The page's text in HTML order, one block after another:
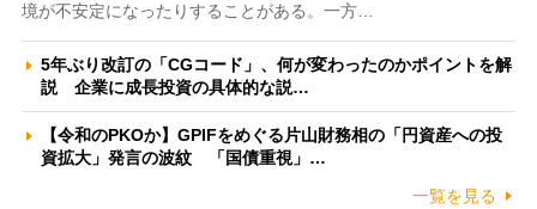
境が不安定になったりすることがある。一方…
5年ぶり改訂の「CGコード」、何が変わったのかポイントを解
説 企業に成長投資の具体的な説…
【令和のPKOか】GPIFをめぐる片山財務相の「円資産への投
資拡大」発言の波紋 「国債重視」…
一覧を見る